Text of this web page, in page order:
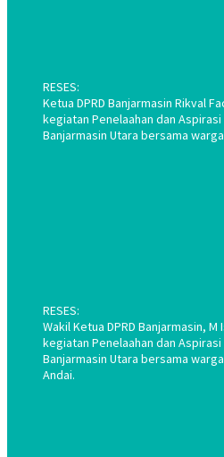
RESES:
Ketua DPRD Banjarmasin Rikval
kegiatan Penelaahan dan
Banjarmasin Utara bersama
RESES:
Wakil Ketua DPRD Banjarmasin,
kegiatan Penelaahan dan
Banjarmasin Utara bersama
Andai.